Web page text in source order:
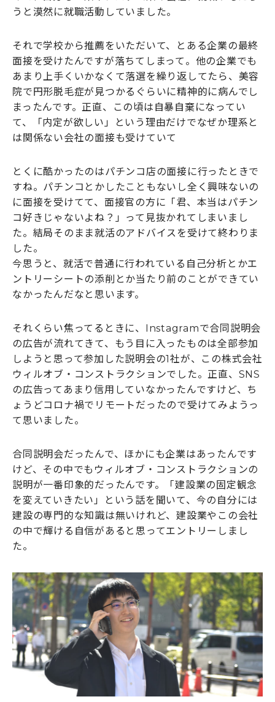
うと漠然に就職活動していました。
それで学校から推薦をいただいて、とある企業の最終
面接を受けたんですが落ちてしまって。他の企業でも
あまり上手くいかなくて落選を繰り返してたら、美容
院で円形脱毛症が見つかるぐらいに精神的に病んでし
まったんです。正直、この頃は自暴自棄になってい
て、「内定が欲しい」という理由だけでなぜか理系と
は関係ない会社の面接も受けていて
とくに酷かったのはパチンコ店の面接に行ったときで
すね。パチンコとかしたこともないし全く興味ないの
に面接を受けてて、面接官の方に「君、本当はパチン
コ好きじゃないよね？」って見抜かれてしまいまし
た。結局そのまま就活のアドバイスを受けて終わりま
した。
今思うと、就活で普通に行われている自己分析とかエ
ントリーシートの添削とか当たり前のことができてい
なかったんだなと思います。
それくらい焦ってるときに、Instagramで合同説明会
の広告が流れてきて、もう目に入ったものは全部参加
しようと思って参加した説明会の1社が、この株式会社
ウィルオブ・コンストラクションでした。正直、SNS
の広告ってあまり信用していなかったんですけど、ち
ょうどコロナ禍でリモートだったので受けてみようっ
て思いました。
合同説明会だったんで、ほかにも企業はあったんです
けど、その中でもウィルオブ・コンストラクションの
説明が一番印象的だったんです。「建設業の固定観念
を変えていきたい」という話を聞いて、今の自分には
建設の専門的な知識は無いけれど、建設業やこの会社
の中で輝ける自信があると思ってエントリーしまし
た。